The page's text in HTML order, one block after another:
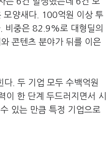
모양새다. 100억원 이상 투
비중은 82.9%로 대형딜의
콘텐츠 분야가 뒤를 이은
다. 두 기업 모두 수백억원
이 한 단계 두드러지면서 시
있는 만큼 특정 기업으로